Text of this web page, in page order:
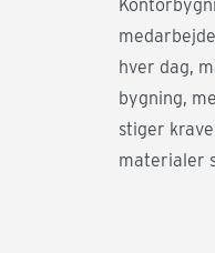
hver dag,
bygning,
stiger
materialer